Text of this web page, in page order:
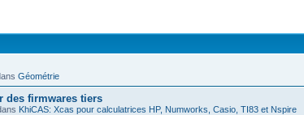
Géométrie
des firmwares tiers
KhiCAS: Xcas pour calculatrices HP, Numworks, Casio, TI83 et Nspire